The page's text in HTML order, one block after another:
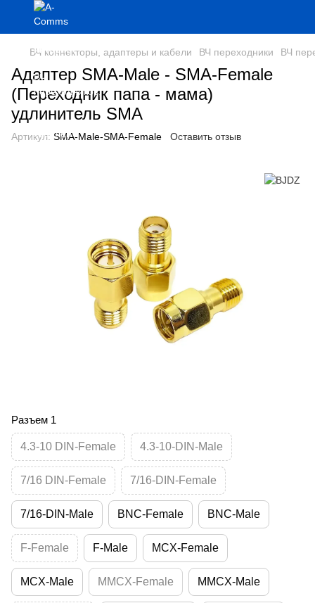
ВЧ коннекторы, адаптеры и кабели ВЧ переходники ВЧ
Адаптер SMA-Male - SMA-Female
(Переходник папа - мама)
удлинитель SMA
Артикул: SMA-Male-SMA-Female Оставить отзыв
Разъем 1
4.3-10 DIN-Female 4.3-10-DIN-Male
7/16 DIN-Female 7/16-DIN-Female
7/16-DIN-Male BNC-Female BNC-Male
F-Female F-Male MCX-Female
MCX-Male MMCX-Female MMCX-Male